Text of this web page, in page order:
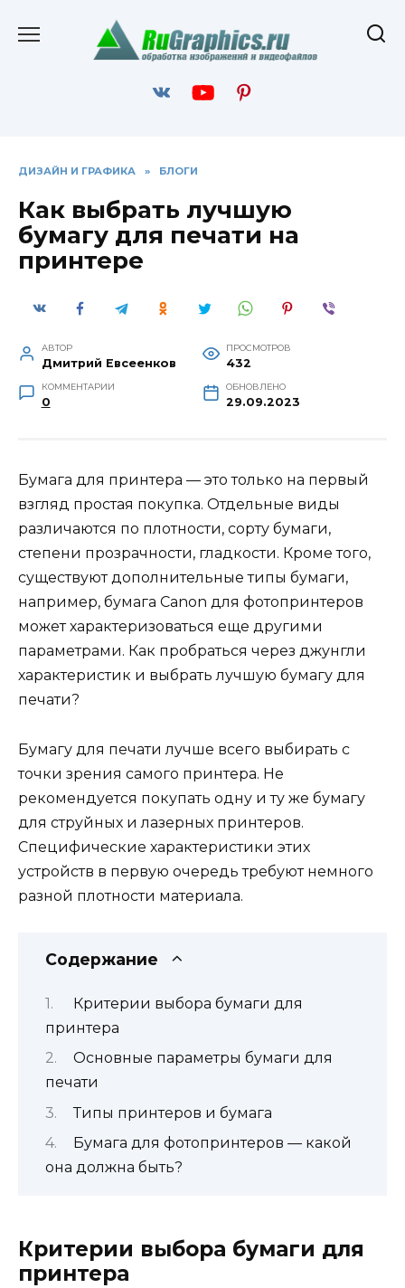
содержанию
ДИЗАЙН И ГРАФИКА » БЛОГИ
Как выбрать лучшую
бумагу для печати на
принтере
АВТОР
Дмитрий Евсеенков
ПРОСМОТРОВ
432
КОММЕНТАРИИ
0
ОБНОВЛЕНО
29.09.2023
Бумага для принтера — это только на первый
взгляд простая покупка. Отдельные виды
различаются по плотности, сорту бумаги,
степени прозрачности, гладкости. Кроме того,
существуют дополнительные типы бумаги,
например, бумага Canon для фотопринтеров
может характеризоваться еще другими
параметрами. Как пробраться через джунгли
характеристик и выбрать лучшую бумагу для
печати?
Бумагу для печати лучше всего выбирать с
точки зрения самого принтера. Не
рекомендуется покупать одну и ту же бумагу
для струйных и лазерных принтеров.
Специфические характеристики этих
устройств в первую очередь требуют немного
разной плотности материала.
Содержание
Критерии выбора бумаги для
принтера
Основные параметры бумаги для
печати
Типы принтеров и бумага
Бумага для фотопринтеров — какой
она должна быть?
Критерии выбора бумаги для
принтера